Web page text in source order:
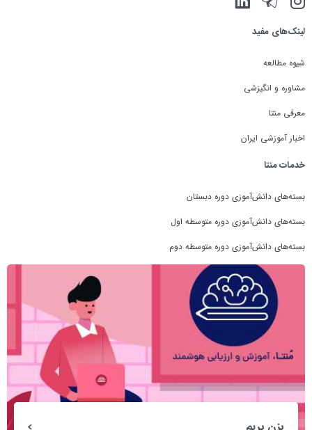
لینک‌های مفید
شیوه مطالعه
مشاوره و انگیزشی
معرفی منتا
اخبار آموزشی ایران
خدمات منتا
بسته‌های دانش‌آموزی دوره دبستان
بسته‌های دانش‌آموزی دوره متوسطه اول
بسته‌های دانش‌آموزی دوره متوسطه دوم